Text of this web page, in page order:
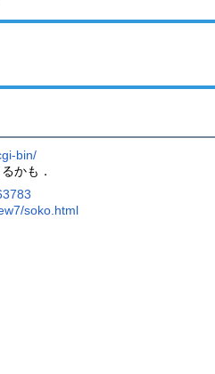
bin/
かも．
soko.html